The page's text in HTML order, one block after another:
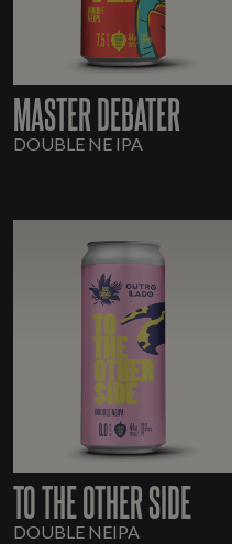
MASTER DEBATER
DOUBLE NE IPA
TO THE OTHER SIDE
DOUBLE NEIPA